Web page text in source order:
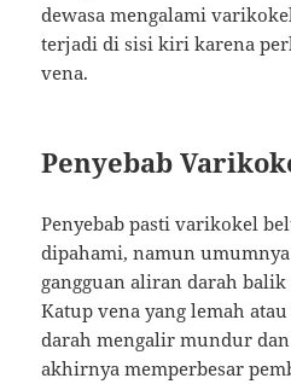
dewasa mengalami
terjadi di sisi kiri karena
vena.
Penyebab
Penyebab pasti varikokel
dipahami, namun
gangguan aliran darah
Katup vena yang lemah
darah mengalir mundur
akhirnya memperbesar